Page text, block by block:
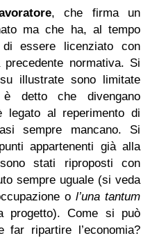
, che firma un
ma che ha, al tempo
essere licenziato con
normativa. Si
illustrate sono limitate
detto che divengano
legato al reperimento di
sempre mancano. Si
appartenenti già alla
stati riproposti con
sempre uguale (si veda
ol’una tantum
progetto). Come si può
far ripartire l’economia?